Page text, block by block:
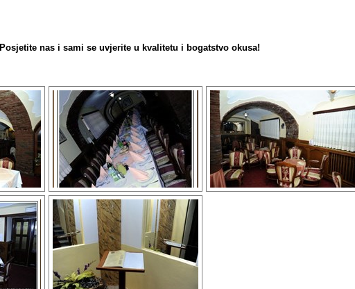
Posjetite nas i sami se uvjerite u kvalitetu i bogatstvo okusa!